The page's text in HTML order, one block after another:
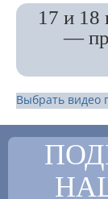
17 и 18
—
Выбрать видео